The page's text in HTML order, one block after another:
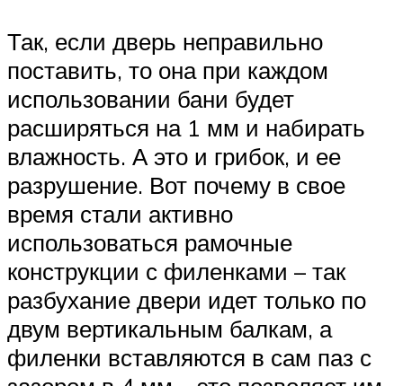
Так, если дверь неправильно
поставить, то она при каждом
использовании бани будет
расширяться на 1 мм и набирать
влажность. А это и грибок, и ее
разрушение. Вот почему в свое
время стали активно
использоваться рамочные
конструкции с филенками – так
разбухание двери идет только по
двум вертикальным балкам, а
филенки вставляются в сам паз с